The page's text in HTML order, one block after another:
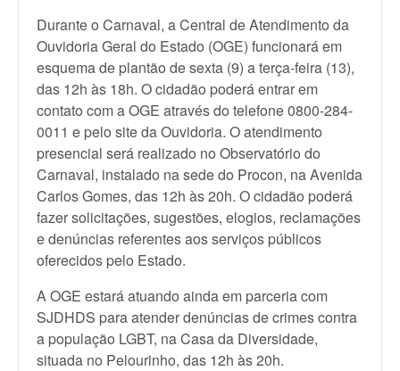
Durante o Carnaval, a Central de Atendimento da
Ouvidoria Geral do Estado (OGE) funcionará em
esquema de plantão de sexta (9) a terça-feira (13),
das 12h às 18h. O cidadão poderá entrar em
contato com a OGE através do telefone 0800-284-
0011 e pelo site da Ouvidoria. O atendimento
presencial será realizado no Observatório do
Carnaval, instalado na sede do Procon, na Avenida
Carlos Gomes, das 12h às 20h. O cidadão poderá
fazer solicitações, sugestões, elogios, reclamações
e denúncias referentes aos serviços públicos
oferecidos pelo Estado.
A OGE estará atuando ainda em parceria com
SJDHDS para atender denúncias de crimes contra
a população LGBT, na Casa da Diversidade,
situada no Pelourinho, das 12h às 20h.